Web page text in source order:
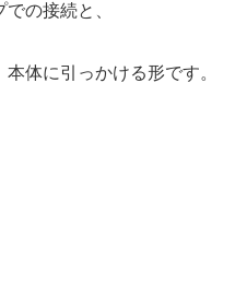
の接続と、
体に引っかける形です。